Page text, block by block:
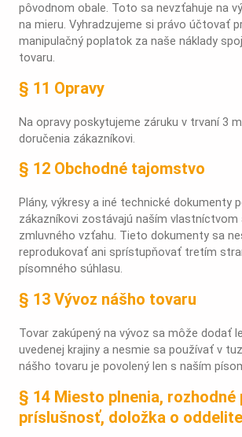
pôvodnom obale. Toto sa nevzťahuje na
na mieru. Vyhradzujeme si právo účtovať
manipulačný poplatok za naše náklady
tovaru.
§ 11 Opravy
Na opravy poskytujeme záruku v trvaní 3
doručenia zákazníkovi.
§ 12 Obchodné tajomstvo
Plány, výkresy a iné technické dokumenty
zákazníkovi zostávajú naším vlastníctvom
zmluvného vzťahu. Tieto dokumenty sa
reprodukovať ani sprístupňovať tretím
písomného súhlasu.
§ 13 Vývoz nášho tovaru
Tovar zakúpený na vývoz sa môže dodať
uvedenej krajiny a nesmie sa používať v
nášho tovaru je povolený len s naším
§ 14 Miesto plnenia, rozhodné
príslušnosť, doložka o